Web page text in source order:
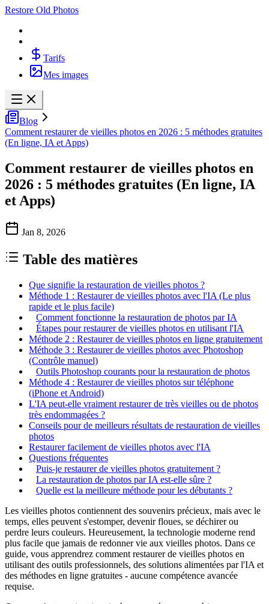
Restore Old Photos
Tarifs
Mes images
Blog
Comment restaurer de vieilles photos en 2026 : 5 méthodes gratuites
(En ligne, IA et Apps)
Comment restaurer de vieilles photos en
2026 : 5 méthodes gratuites (En ligne, IA
et Apps)
Jan 8, 2026
Table des matières
Que signifie la restauration de vieilles photos ?
Méthode 1 : Restaurer de vieilles photos avec l'IA (Le plus
rapide et le plus facile)
Comment fonctionne la restauration de photos par IA
Étapes pour restaurer de vieilles photos en utilisant l'IA
Méthode 2 : Restaurer de vieilles photos en ligne gratuitement
Méthode 3 : Restaurer de vieilles photos avec Photoshop
(Contrôle manuel)
Outils Photoshop courants pour la restauration de photos
Méthode 4 : Restaurer de vieilles photos sur téléphone
(iPhone et Android)
L'IA peut-elle vraiment restaurer de très vieilles ou de photos
très endommagées ?
Conseils pour de meilleurs résultats de restauration de vieilles
photos
Restaurer facilement de vieilles photos avec l'IA
Questions fréquentes
Puis-je restaurer de vieilles photos gratuitement ?
La restauration de photos par IA est-elle sûre ?
Quelle est la meilleure méthode pour les débutants ?
Les vieilles photos contiennent des souvenirs précieux, mais avec le
temps, elles peuvent s'estomper, devenir floues, se déchirer ou
perdre leurs couleurs. Heureusement, la technologie moderne rend
plus facile que jamais de redonner vie aux vieilles photos. Dans ce
guide, vous apprendrez comment restaurer de vieilles photos en
utilisant des outils professionnels, des solutions alimentées par l'IA et
des méthodes en ligne gratuites - aucune compétence avancée
requise.